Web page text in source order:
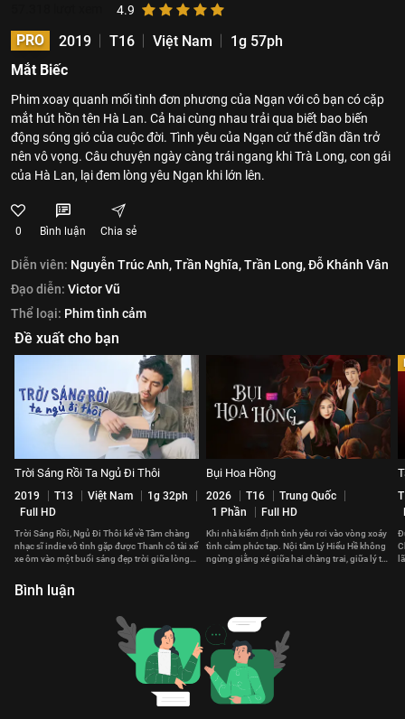
4.9
PRO 2019 T16 Việt Nam
1g 57ph
Mắt Biếc
Phim xoay quanh mối tình đơn phương của Ngạn với cô bạn có cặp
mắt hút hồn tên Hà Lan. Cả hai cùng nhau trải qua biết bao biến
động sóng gió của cuộc đời. Tình yêu của Ngạn cứ thế dần dần trở
nên vô vọng. Câu chuyện ngày càng trái ngang khi Trà Long, con gái
của Hà Lan, lại đem lòng yêu Ngạn khi lớn lên.
0 Bình luận Chia sẻ
Diễn viên: Nguyễn Trúc Anh,Trần Nghĩa,Trần Long,Đỗ Khánh Vân
Đạo diễn: Victor Vũ
Thể loại: Phim tình cảm
Đề xuất cho bạn
Trời Sáng Rồi Ta Ngủ Đi Thôi
2019 T13 Việt Nam
1g 32ph
Full HD
Trời Sáng Rồi, Ngủ Đi Thôi kể về Tâm chàng
nhạc sĩ indie vô tình gặp được Thanh cô tài xế
xe ôm vào một buổi sáng đẹp trời giữa lòng
Bụi Hoa Hồng
2026 T16
Trung Quốc
1 Phần
Full HD
Khi nhà kiểm định tình yêu rơi vào vòng xoáy
tình cảm phức tạp. Nội tâm Lý Hiểu Hề không
ngừng giằng xé giữa hai chàng trai, giữa lý trí
Bình luận